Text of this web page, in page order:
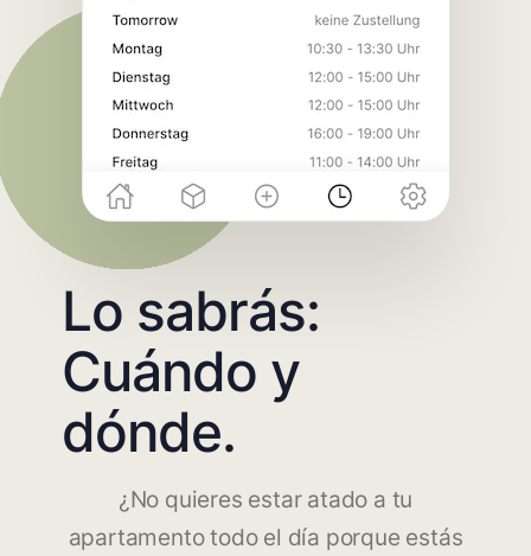
Lo sabrás:
Cuándo y
dónde.
¿No quieres estar atado a tu
apartamento todo el día porque estás